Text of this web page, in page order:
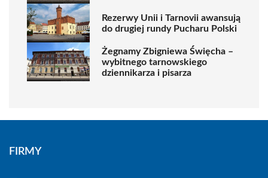
Rezerwy Unii i Tarnovii awansują
do drugiej rundy Pucharu Polski
Żegnamy Zbigniewa Święcha –
wybitnego tarnowskiego
dziennikarza i pisarza
FIRMY